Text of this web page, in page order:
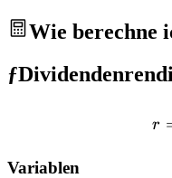
Wie berechne
ƒ
r
Variablen